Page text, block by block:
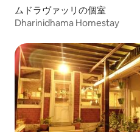
ムドラヴァッリの個室
Dharinidhama Homestay